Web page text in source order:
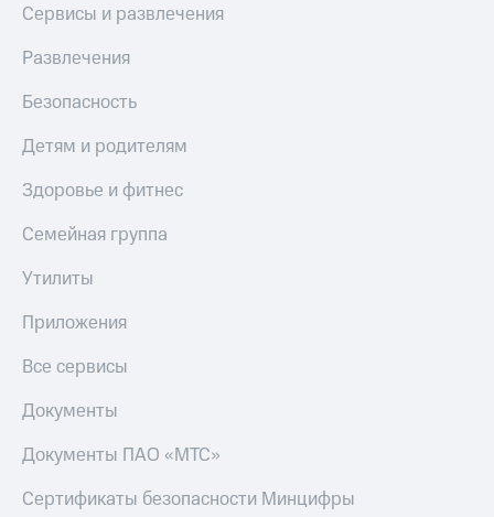
Сервисы и развлечения
Развлечения
Безопасность
Детям и родителям
Здоровье и фитнес
Семейная группа
Утилиты
Приложения
Все сервисы
Документы
Документы ПАО «МТС»
Сертификаты безопасности Минцифры